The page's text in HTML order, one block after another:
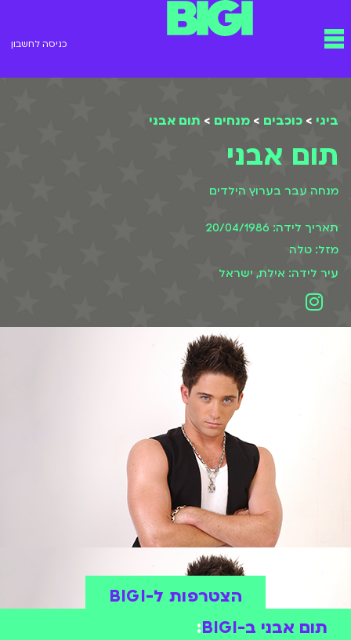
תפריט כניסה לחשבון
ביגי > כוכבים > מנחים > תום אבני
תום אבני
מנחה עבר בערוץ הילדים
תאריך לידה: 20/04/1986
מזל: טלה
עיר לידה: אילת, ישראל
הצטרפות ל-BIGI
תום אבני ב-BIGI
: